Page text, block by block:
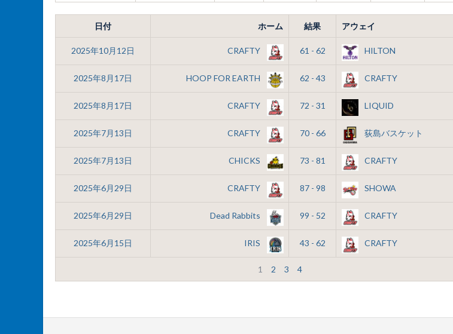
日付 ホーム 結果 アウェイ
2025年10月12日 CRAFTY 61 - 62 HILTON
2025年8月17日 HOOP FOR EARTH 62 - 43 CRAFTY
2025年8月17日 CRAFTY 72 - 31 LIQUID
2025年7月13日 CRAFTY 70 - 66 荻島バスケット
2025年7月13日 CHICKS 73 - 81 CRAFTY
2025年6月29日 CRAFTY 87 - 98 SHOWA
2025年6月29日 Dead Rabbits 99 - 52 CRAFTY
2025年6月15日 IRIS 43 - 62 CRAFTY
1 2 3 4